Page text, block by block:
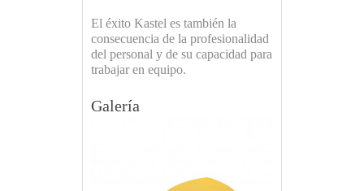
El éxito Kastel es también la
consecuencia de la profesionalidad
del personal y de su capacidad para
trabajar en equipo.
Galería